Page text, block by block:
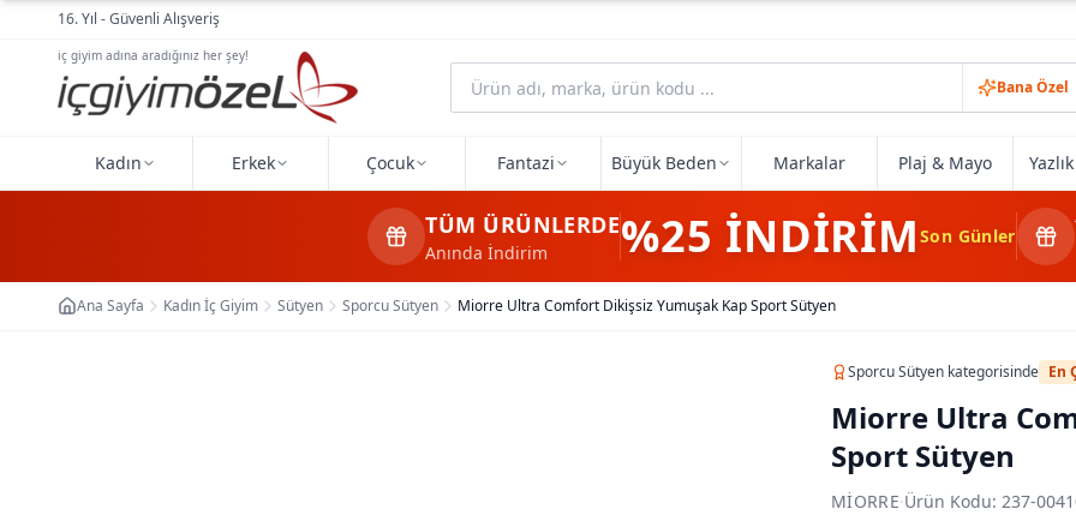
Ana içeriğe geç16. Yıl - Güvenli Alışveriş
iç giyim adına aradığınız her şey!
Bana Özel
Kadın Erkek Çocuk Fantazi Büyük Beden Markalar Plaj & Mayo
TÜM ÜRÜNLERDE
Anında İndirim %25 İNDİRİMSon Günler
Ana Sayfa Kadın İç Giyim Sütyen Sporcu Sütyen Miorre Ultra Comfort Dikişsiz Yumuşak Kap Sport Sütyen
Sporcu Sütyen kategorisinde En
Miorre Ultra
Sport Sütyen
MIORRE·Ürün Kodu:237-